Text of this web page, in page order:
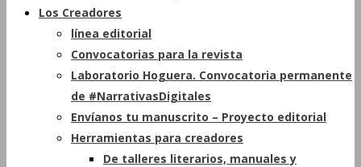
Los Creadores
línea editorial
Convocatorias para la revista
Laboratorio Hoguera. Convocatoria permanente
de #NarrativasDigitales
Envíanos tu manuscrito – Proyecto editorial
Herramientas para creadores
De talleres literarios, manuales y